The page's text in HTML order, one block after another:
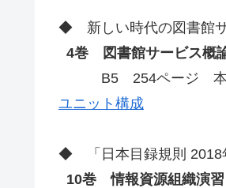
◆ 新しい時代の図書館サ
4巻 図書館サービス概
B5 254ページ 本体
ユニット構成
◆ 「日本目録規則 2018
10巻 情報資源組織演